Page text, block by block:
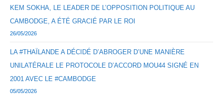
KEM SOKHA, LE LEADER DE L’OPPOSITION POLITIQUE AU
CAMBODGE, A ÉTÉ GRACIÉ PAR LE ROI
26/05/2026
LA #THAÏLANDE A DÉCIDÉ D’ABROGER D’UNE MANIÈRE
UNILATÉRALE LE PROTOCOLE D’ACCORD MOU44 SIGNÉ EN
2001 AVEC LE #CAMBODGE
05/05/2026